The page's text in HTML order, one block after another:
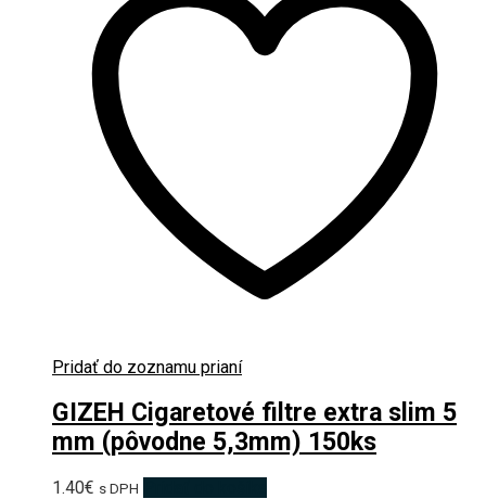
Pridať do zoznamu prianí
GIZEH Cigaretové filtre extra slim 5
mm (pôvodne 5,3mm) 150ks
1.40€ s DPH